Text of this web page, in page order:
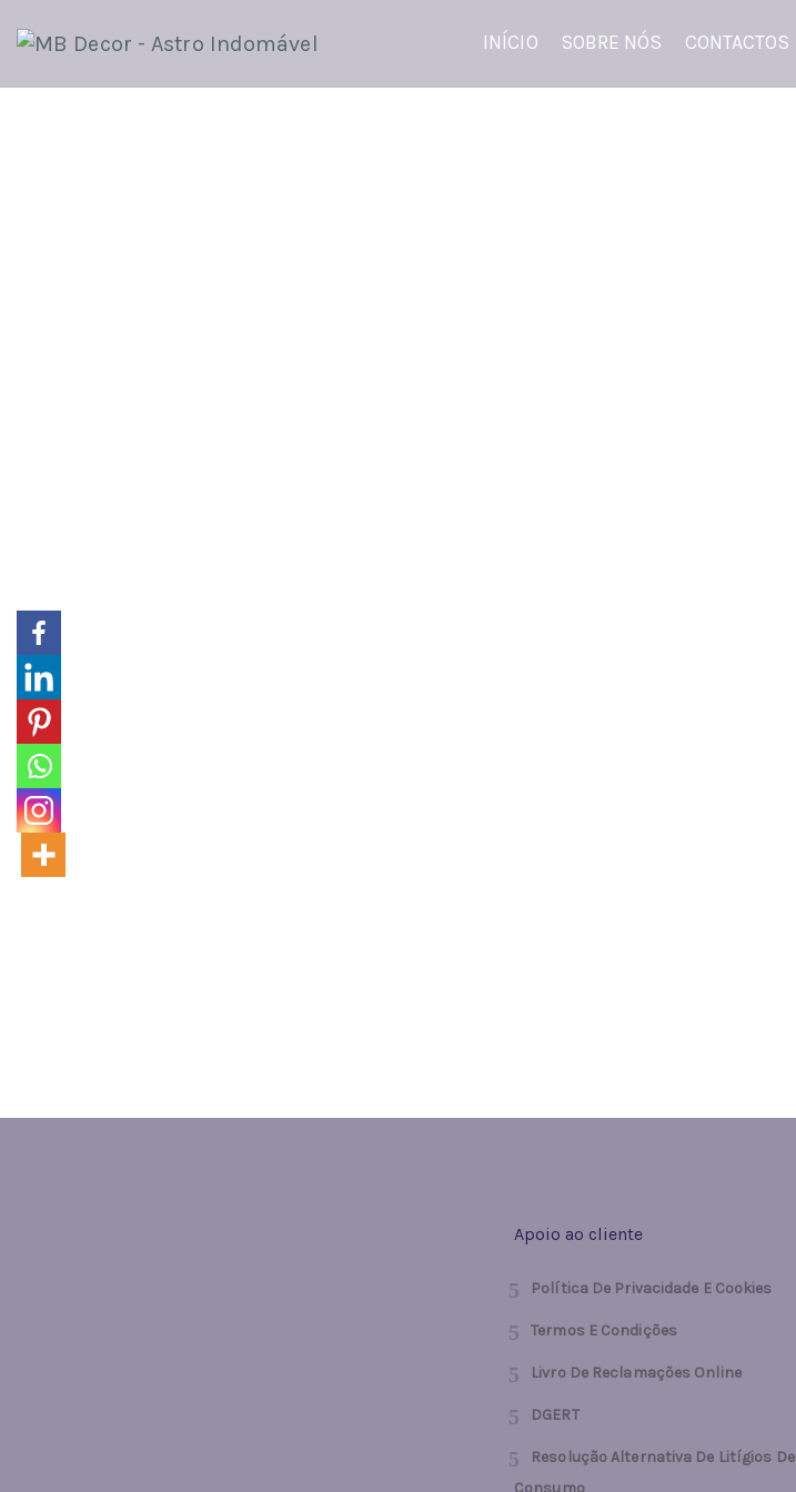
INÍCIO SOBRE NÓS CONTACTOS
Apoio ao cliente
Política De Privacidade E Cookies
Termos E Condições
Livro De Reclamações Online
DGERT
Resolução Alternativa De Litígios De
Consumo